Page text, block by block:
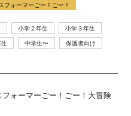
フォーマーごー！ごー！
小学２年生
小学３年生
中学生〜 保護者向け
フォーマーごー！ごー！大冒険